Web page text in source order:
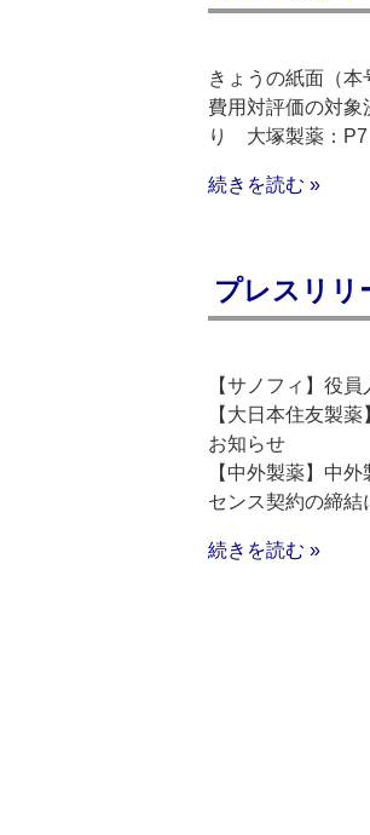
きょうの紙面（本
費用対評価の対
り 大塚製薬：
続きを読む »
プレスリ
【サノフィ】役
【大日本住友製
お知らせ
【中外製薬】中
センス契約の締結
続きを読む »